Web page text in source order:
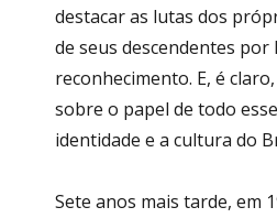
destacar as lutas dos
de seus descendentes por
reconhecimento. E, é
sobre o papel de todo
identidade e a cultura do
Sete anos mais tarde, em